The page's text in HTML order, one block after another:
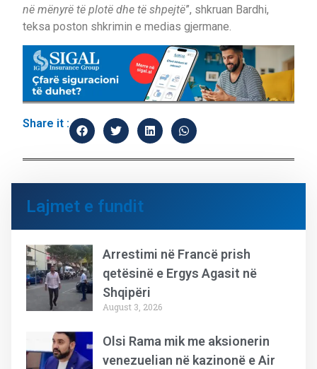
në mënyrë të plotë dhe të shpejtë”, shkruan Bardhi,
teksa poston shkrimin e medias gjermane.
Share it :
Lajmet e fundit
Arrestimi në Francë prish
qetësinë e Ergys Agasit në
Shqipëri
August 3, 2026
Olsi Rama mik me aksionerin
venezuelian në kazinonë e Air